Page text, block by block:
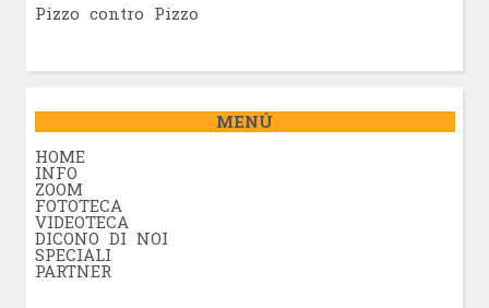
Pizzo contro Pizzo
MENÚ
HOME
INFO
ZOOM
FOTOTECA
VIDEOTECA
DICONO DI NOI
SPECIALI
PARTNER